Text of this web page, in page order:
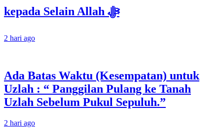
kepada Selain Allah ﷻ
2 hari ago
Ada Batas Waktu (Kesempatan) untuk
Uzlah : “ Panggilan Pulang ke Tanah
Uzlah Sebelum Pukul Sepuluh.”
2 hari ago